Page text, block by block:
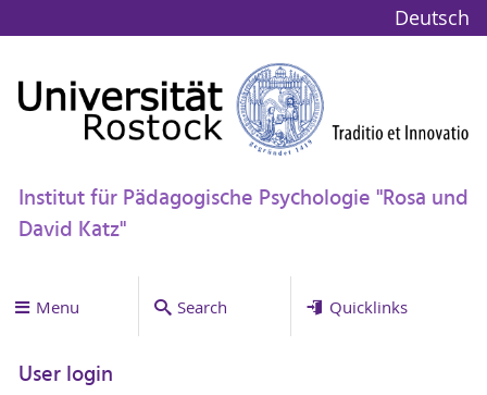
Deutsch
Institut für Pädagogische Psychologie "Rosa und
David Katz"
Menu Search Quicklinks
User login